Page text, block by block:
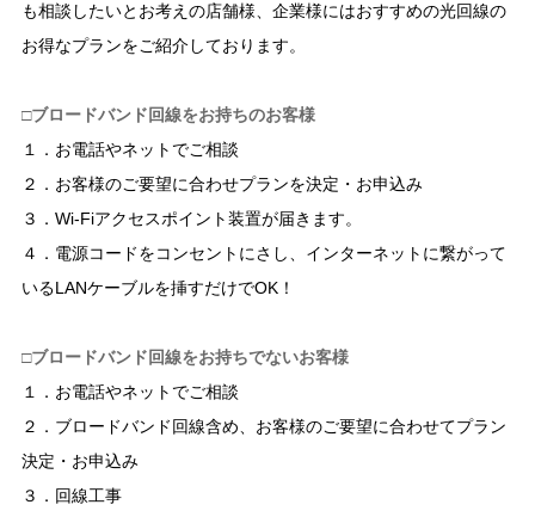
も相談したいとお考えの店舗様、企業様にはおすすめの光回線の
お得なプランをご紹介しております。
□ブロードバンド回線をお持ちのお客様
１．お電話やネットでご相談
２．お客様のご要望に合わせプランを決定・お申込み
３．Wi-Fiアクセスポイント装置が届きます。
４．電源コードをコンセントにさし、インターネットに繋がって
いるLANケーブルを挿すだけでOK！
□ブロードバンド回線をお持ちでないお客様
１．お電話やネットでご相談
２．ブロードバンド回線含め、お客様のご要望に合わせてプラン
決定・お申込み
３．回線工事